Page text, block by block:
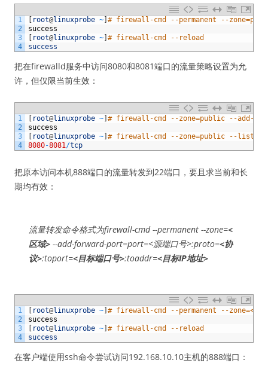
1
2
3
4
root@linuxprobe ~ # firewall-cmd --permanent --
success
root@linuxprobe ~ # firewall-cmd --reload
success
把在firewalld服务中访问8080和8081端口的流量策略设置为允
许，但仅限当前生效：
1
2
3
4
root@linuxprobe ~ # firewall-cmd --zone=public --add-
success
root@linuxprobe ~ # firewall-cmd --zone=public --list-
8080-8081/tcp
把原本访问本机888端口的流量转发到22端口，要且求当前和长
期均有效：
流量转发命令格式为firewall-cmd --permanent --zone=<
区域> --add-forward-port=port=<源端口号>:proto=<协
议>:toport=<目标端口号>:toaddr=<目标IP地址>
1
2
3
4
root@linuxprobe ~ # firewall-cmd --permanent --
success
root@linuxprobe ~ # firewall-cmd --reload
success
在客户端使用ssh命令尝试访问192.168.10.10主机的888端口：